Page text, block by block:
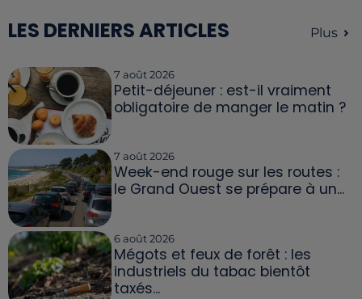
LES DERNIERS ARTICLES Plus
7 août 2026
Petit-déjeuner : est-il vraiment
obligatoire de manger le matin ?
7 août 2026
Week-end rouge sur les routes :
le Grand Ouest se prépare à un...
6 août 2026
Mégots et feux de forêt : les
industriels du tabac bientôt
taxés...